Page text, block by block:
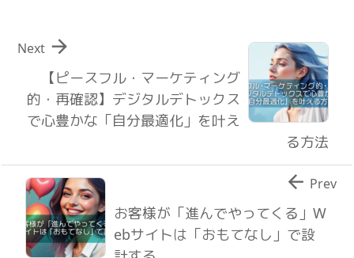
【ピースフル・マーケティング
的・再確認】デジタルデトックス
で心豊かな「自分最適化」を叶え
る方法

Next
お客様が「進んでやってくる」W
ebサイトは「おもてなし」で設
 Prev